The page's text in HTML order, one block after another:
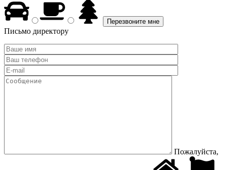
Письмо директору
Пожалуйста,